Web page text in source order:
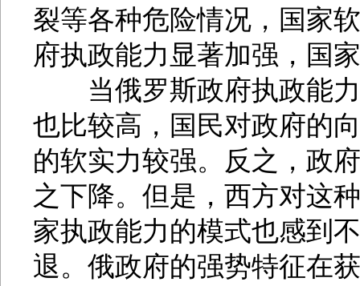
裂等各种危险情况，国家
府执政能力显著加强，国
当俄罗斯政府执政能力
也比较高，国民对政府的
的软实力较强。反之，政
之下降。但是，西方对这
家执政能力的模式也感到
退。俄政府的强势特征在